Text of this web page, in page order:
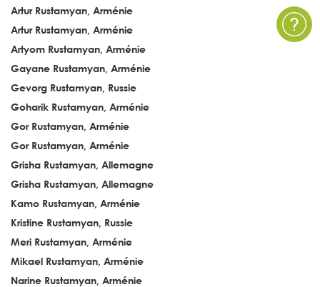
Artur Rustamyan, Arménie
Artur Rustamyan, Arménie
Artyom Rustamyan, Arménie
Gayane Rustamyan, Arménie
Gevorg Rustamyan, Russie
Goharik Rustamyan, Arménie
Gor Rustamyan, Arménie
Gor Rustamyan, Arménie
Grisha Rustamyan, Allemagne
Grisha Rustamyan, Allemagne
Kamo Rustamyan, Arménie
Kristine Rustamyan, Russie
Meri Rustamyan, Arménie
Mikael Rustamyan, Arménie
Narine Rustamyan, Arménie